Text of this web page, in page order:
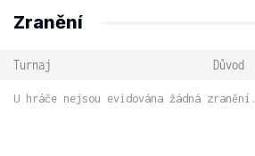
Zranění
Turnaj Důvod
U hráče nejsou evidována žádná zranění.